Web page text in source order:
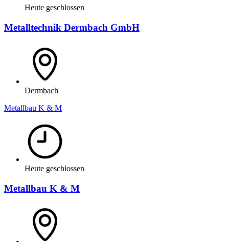
Heute geschlossen
Metalltechnik Dermbach GmbH
Dermbach
Metallbau K & M
Heute geschlossen
Metallbau K & M